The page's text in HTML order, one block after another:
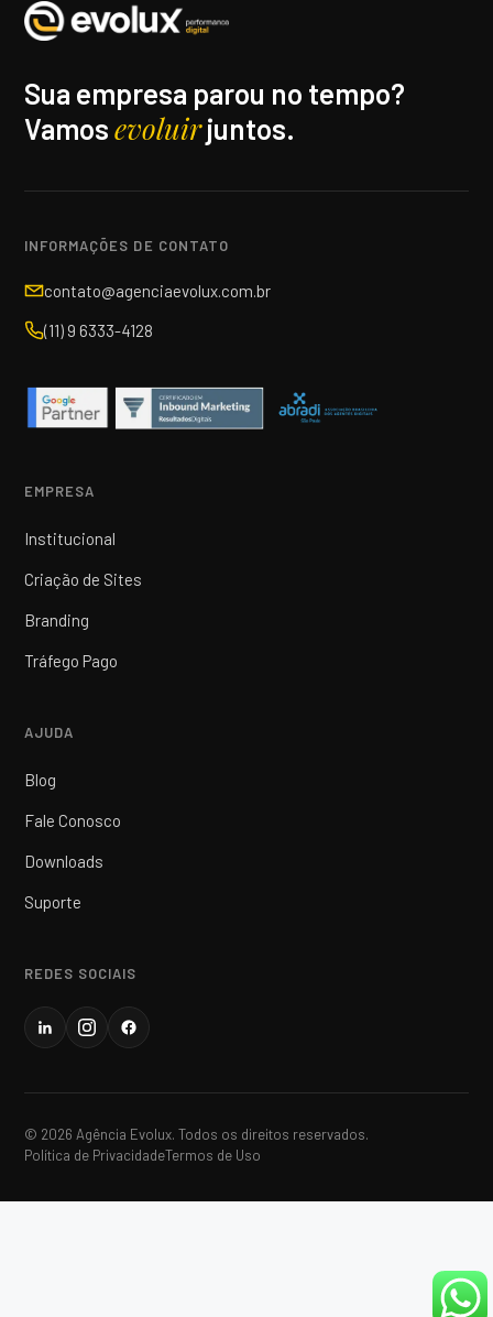
Sua empresa parou no tempo?
Vamosevoluirjuntos.
INFORMAÇÕES DE CONTATO
contato@agenciaevolux.com.br
(11) 9 6333-4128
EMPRESA
Institucional
Criação de Sites
Branding
Tráfego Pago
AJUDA
Blog
Fale Conosco
Downloads
Suporte
REDES SOCIAIS
© 2026 Agência Evolux. Todos os direitos reservados.
Política de PrivacidadeTermos de Uso